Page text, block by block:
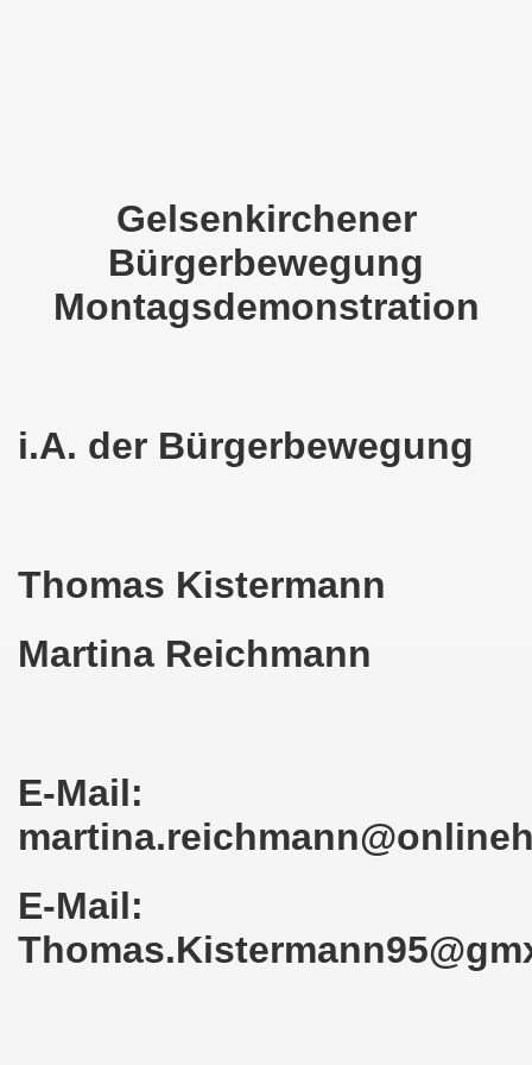
Gelsenkirchener
Bürgerbewegung
Montagsdemonstration
i.A. der Bürgerbewegung
Thomas Kistermann
Martina Reichmann
E-Mail:
E-Mail:
am 12.06.2023 um 17.30 Uhr auf dem
der Befreiung vom Hitler-Faschismus - aktiver
dem Heinrich-König-Platz als Kundgebungsplatz
solidarisch mit den Betroffenen am
im neuen Jahr 2023 am 23.01.2023 mit
Bewegung am 21.11.2022: Sofortiger Stopp des
am 10.10.2022: "Jin - Jiyan - Azadi -
Herbstdemonstration gegen die Politik der
ruft auf am 10.10.2022 zur Solidarität mit den
erst recht am 01.10.2022 nach Berlin zur